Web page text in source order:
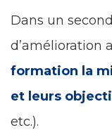
Dans un
d’amélioration
formation la
et leurs
etc.).